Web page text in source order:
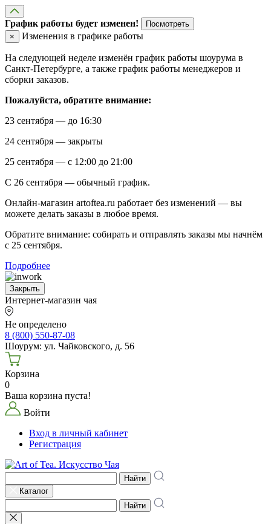
График работы будет изменен!
Посмотреть
×
Изменения в графике работы
На следующей неделе изменён график работы шоурума в
Санкт-Петербурге, а также график работы менеджеров и
сборки заказов.
Пожалуйста, обратите внимание:
23 сентября — до 16:30
24 сентября — закрыты
25 сентября — с 12:00 до 21:00
С 26 сентября — обычный график.
Онлайн-магазин artoftea.ru работает без изменений — вы
можете делать заказы в любое время.
Обратите внимание: собирать и отправлять заказы мы начнём
с 25 сентября.
Подробнее
Закрыть
Интернет-магазин чая
Не определено
8 (800) 550-87-08
Шоурум: ул. Чайковского, д. 56
Корзина
0
Ваша корзина пуста!
Войти
Вход в личный кабинет
Регистрация
Найти
Каталог
Найти